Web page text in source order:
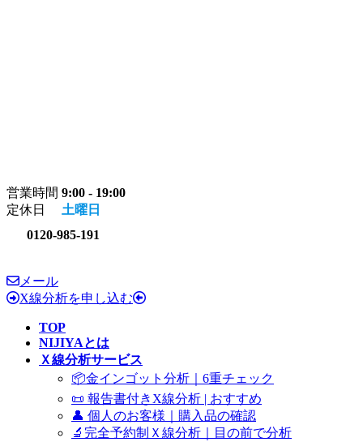
営業時間 9:00 - 19:00
定休日 土曜日
0120-985-191
メール
X線分析を申し込む
TOP
NIJIYAとは
Ｘ線分析サービス
📦金インゴット分析｜6重チェック
📜 報告書付きX線分析 | おすすめ
👤 個人のお客様｜購入品の確認
🔬完全予約制Ｘ線分析｜目の前で分析